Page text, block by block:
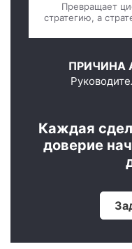
Превращает
стратегию, а
ПРИЧИНА
Каждая
доверие